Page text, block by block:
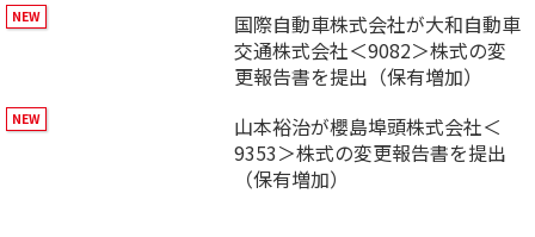
国際自動車株式会社が大和自動車
交通株式会社＜9082＞株式の変
更報告書を提出（保有増加）
山本裕治が櫻島埠頭株式会社＜
9353＞株式の変更報告書を提出
（保有増加）